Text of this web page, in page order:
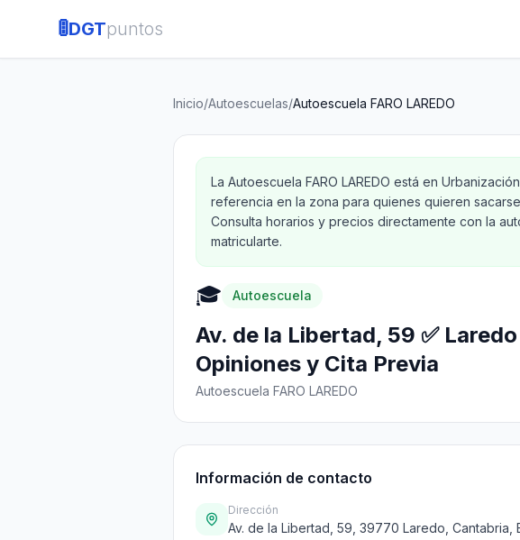
🚦DGTpuntos
Inicio/Autoescuelas/Autoescuela FARO LAREDO
La Autoescuela FARO LAREDO está en
referencia en la zona para quienes quieren
Consulta horarios y precios directamente con la
matricularte.
🎓 Autoescuela
Av. de la Libertad, 59 ✅
Opiniones y Cita Previa
Autoescuela FARO LAREDO
Información de contacto
Dirección
Av. de la Libertad, 59, 39770 Laredo, Cantabria,